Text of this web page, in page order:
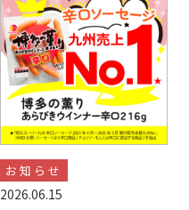
お知らせ
2026.06.15